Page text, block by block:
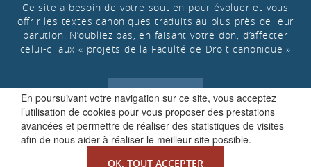
En poursuivant votre navigation sur ce site, vous acceptez
l’utilisation de cookies pour vous proposer des prestations
avancées et permettre de réaliser des statistiques de visites
afin de nous aider à réaliser le meilleur site possible.
OK, TOUT ACCEPTER
Ce site a besoin de votre soutien pour évoluer et vous
offrir les textes canoniques traduits au plus près de leur
parution. N’oubliez pas, en faisant votre don, d’affecter
celui-ci aux « projets de la Faculté de Droit canonique »
FAIRE UN DON